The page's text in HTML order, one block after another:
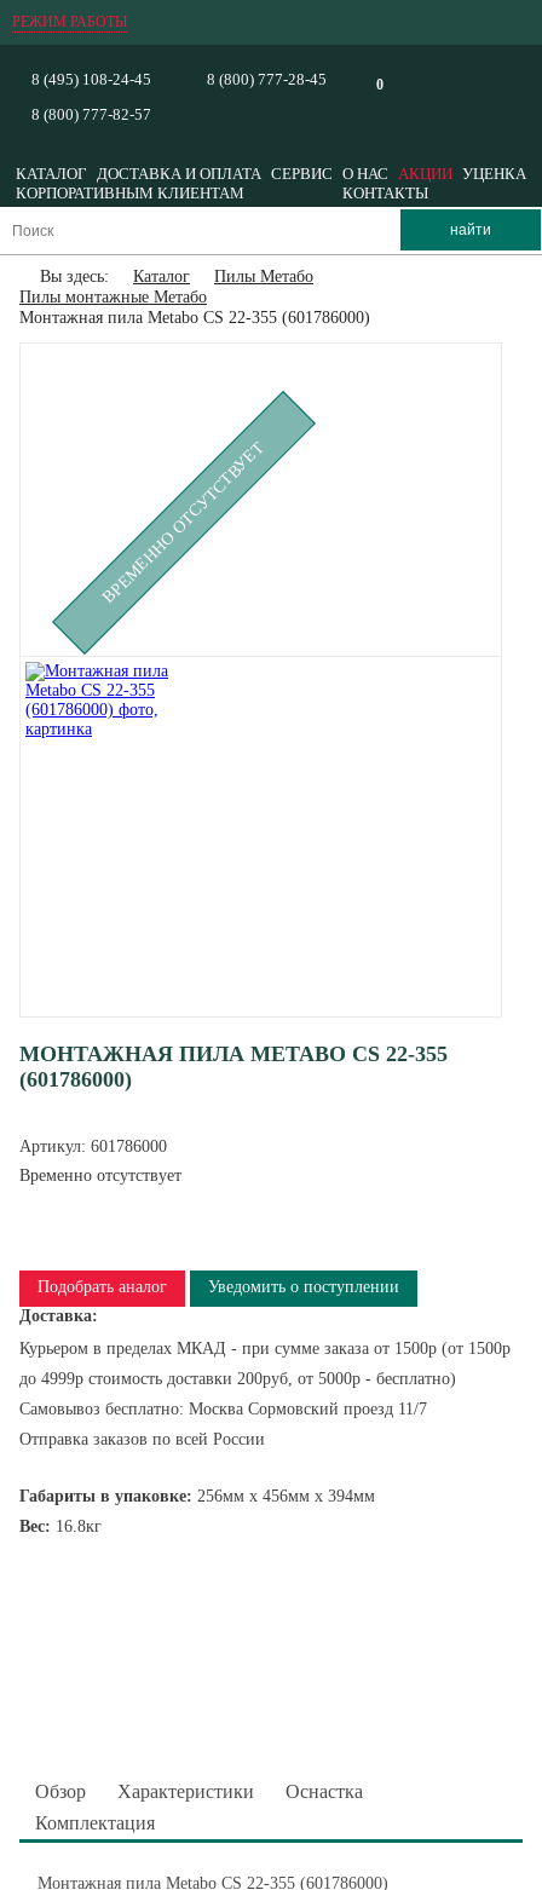
РЕЖИМ РАБОТЫ
0
8 (495) 108-24-45
8 (800) 777-82-57
8 (800) 777-28-45
КАТАЛОГ ДОСТАВКА И ОПЛАТА СЕРВИС О НАС АКЦИИ УЦЕНКА
КОРПОРАТИВНЫМ КЛИЕНТАМ
КОНТАКТЫ
Вы здесь: Каталог
Пилы Метабо
Пилы монтажные Метабо
Монтажная пила Metabo CS 22-355 (601786000)
ВРЕМЕННО ОТСУТСТВУЕТ
МОНТАЖНАЯ ПИЛА METABO CS 22-355
(601786000)
Артикул: 601786000
Временно отсутствует
Подобрать аналог
Уведомить о поступлении
Доставка:
Курьером в пределах МКАД - при сумме заказа от 1500р (от 1500р
до 4999р стоимость доставки 200руб, от 5000р - бесплатно)
Самовывоз бесплатно: Москва Сормовский проезд 11/7
Отправка заказов по всей России
Габариты в упаковке: 256мм x 456мм x 394мм
Вес: 16.8кг
Обзор Характеристики
Оснастка
Комплектация
Монтажная пила Metabo CS 22-355 (601786000)